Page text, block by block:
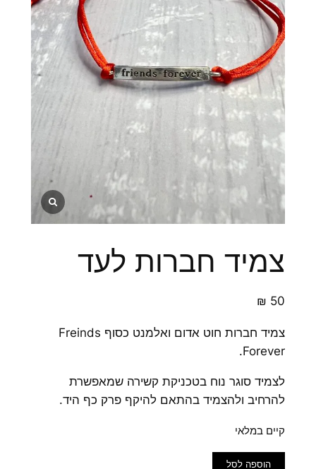
צמיד חברות לעד
₪ 50
צמיד חברות חוט אדום ואלמנט כסוף Freinds
Forever.
לצמיד סוגר נוח בטכניקת קשירה שמאפשרת
להרחיב ולהצמיד בהתאם להיקף פרק כף היד.
קיים במלאי
כמות
הוספה לסל